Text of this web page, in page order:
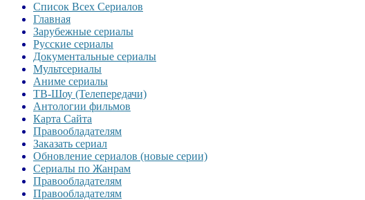
Список Всех Сериалов
Главная
Зарубежные сериалы
Русские сериалы
Документальные сериалы
Мультсериалы
Аниме сериалы
ТВ-Шоу (Телепередачи)
Антологии фильмов
Карта Сайта
Правообладателям
Заказать сериал
Обновление сериалов (новые серии)
Сериалы по Жанрам
Правообладателям
Правообладателям